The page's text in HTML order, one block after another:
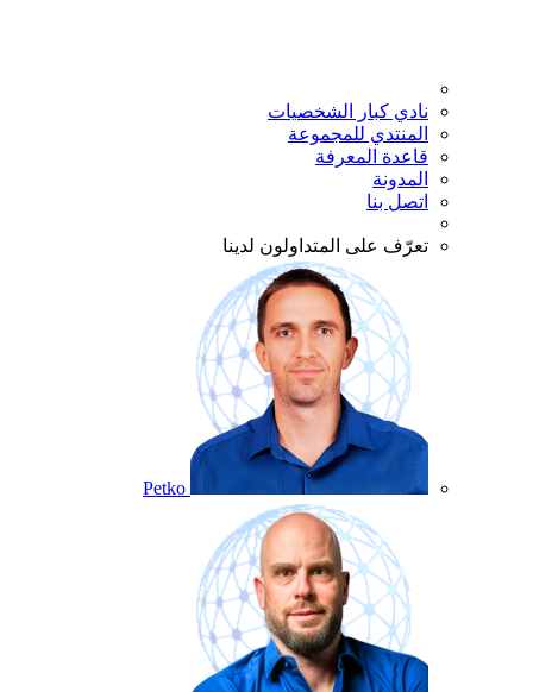
نادي كبار الشخصيات
المنتدي للمجموعة
قاعدة المعرفة
المدونة
اتصل بنا
تعرّف على المتداولون لدينا